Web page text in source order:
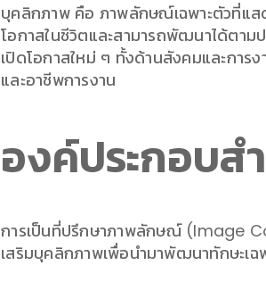
บุคลิกภาพ คือ ภาพลักษณ์เฉพาะตัวที่แส
โอกาสในชีวิตและสามารถพัฒนาได้ตาม
เปิดโอกาสใหม่ ๆ ทั้งด้านสังคมและการง
และอาชีพการงาน
องค์ประกอบ
การเป็นที่ปรึกษาภาพลักษณ์ (Image
เสริมบุคลิกภาพเพื่อนำมาพัฒนาทักษะเฉ